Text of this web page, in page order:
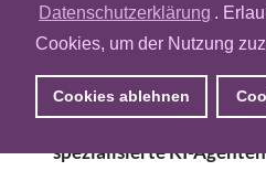
Datenschutzerklärung .
Cookies, um der Nutzung
Cookies ablehnen
agentenbasierte
auf den Markt. Der
einem Schritt in
Advertising. Dies meint
Workflows, bei denen
spezialisierte KI-